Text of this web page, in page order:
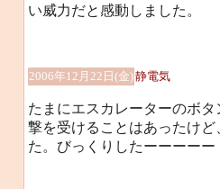
い威力だと感動しました。
2006年12月22日(金)静電気
たまにエスカレーターのボ
撃を受けることはあったけ
た。びっくりしたーーーー